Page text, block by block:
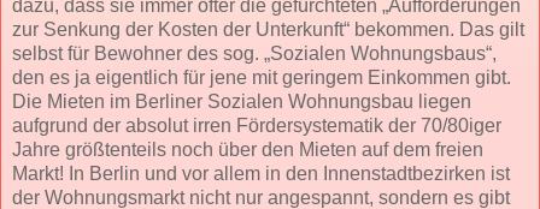
dazu, dass sie immer öfter die gefürchteten „Aufforderungen
zur Senkung der Kosten der Unterkunft“ bekommen. Das gilt
selbst für Bewohner des sog. „Sozialen Wohnungsbaus“,
den es ja eigentlich für jene mit geringem Einkommen gibt.
Die Mieten im Berliner Sozialen Wohnungsbau liegen
aufgrund der absolut irren Fördersystematik der 70/80iger
Jahre größtenteils noch über den Mieten auf dem freien
Markt! In Berlin und vor allem in den Innenstadtbezirken ist
der Wohnungsmarkt nicht nur angespannt, sondern es gibt